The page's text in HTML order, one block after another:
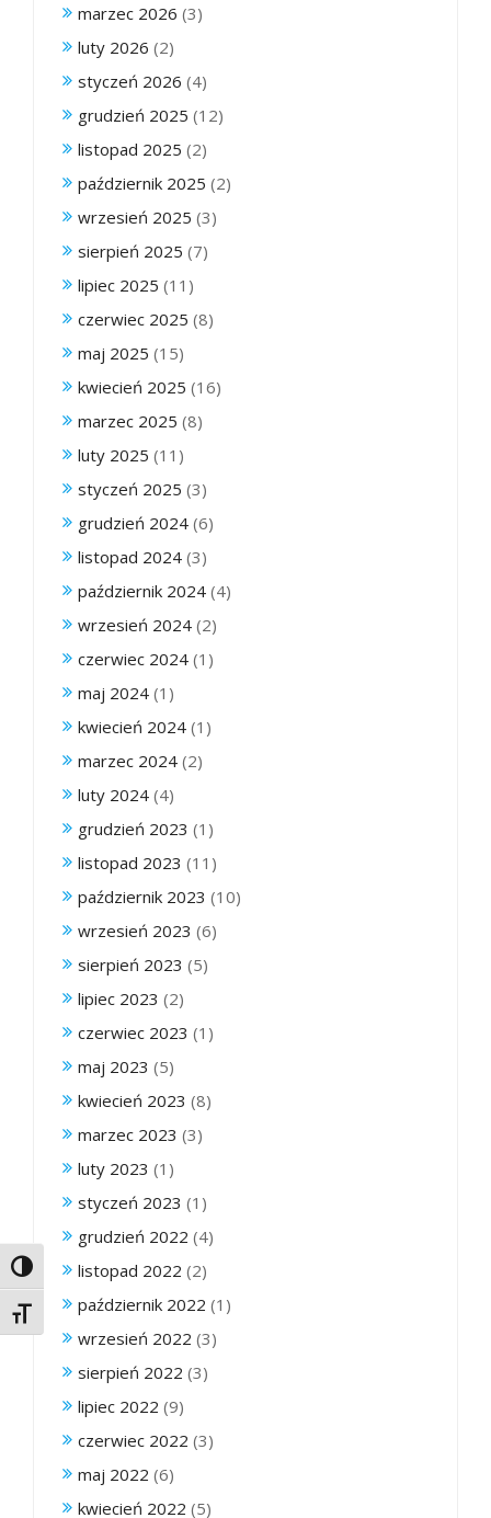
Toggle High Contrast
Toggle Font size
marzec 2026 (3)
luty 2026 (2)
styczeń 2026 (4)
grudzień 2025 (12)
listopad 2025 (2)
październik 2025 (2)
wrzesień 2025 (3)
sierpień 2025 (7)
lipiec 2025 (11)
czerwiec 2025 (8)
maj 2025 (15)
kwiecień 2025 (16)
marzec 2025 (8)
luty 2025 (11)
styczeń 2025 (3)
grudzień 2024 (6)
listopad 2024 (3)
październik 2024 (4)
wrzesień 2024 (2)
czerwiec 2024 (1)
maj 2024 (1)
kwiecień 2024 (1)
marzec 2024 (2)
luty 2024 (4)
grudzień 2023 (1)
listopad 2023 (11)
październik 2023 (10)
wrzesień 2023 (6)
sierpień 2023 (5)
lipiec 2023 (2)
czerwiec 2023 (1)
maj 2023 (5)
kwiecień 2023 (8)
marzec 2023 (3)
luty 2023 (1)
styczeń 2023 (1)
grudzień 2022 (4)
listopad 2022 (2)
październik 2022 (1)
wrzesień 2022 (3)
sierpień 2022 (3)
lipiec 2022 (9)
czerwiec 2022 (3)
maj 2022 (6)
kwiecień 2022 (5)